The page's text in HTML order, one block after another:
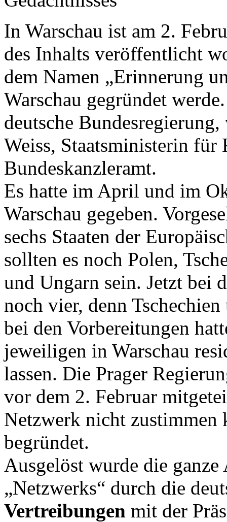
In Warschau ist am 2.
des Inhalts veröffentlicht
dem Namen „Erinnerung
Warschau gegründet
deutsche
Weiss, Staatsministerin
Bundeskanzleramt.
Es hatte im April und im
Warschau gegeben.
sechs Staaten der
sollten es noch Polen,
und Ungarn sein. Jetzt bei
noch vier, denn
bei den Vorbereitungen
jeweiligen in Warschau
lassen. Die Prager
vor dem 2. Februar
Netzwerk nicht zustimmen
begründet.
Ausgelöst wurde die
„Netzwerks“ durch die
Vertreibungen mit der